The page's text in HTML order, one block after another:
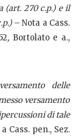
(art. 270 c.p.) e il
– Nota a Cass.
, Bortolato e a.,
delle
versamento
di tale
Cass. pen., Sez.